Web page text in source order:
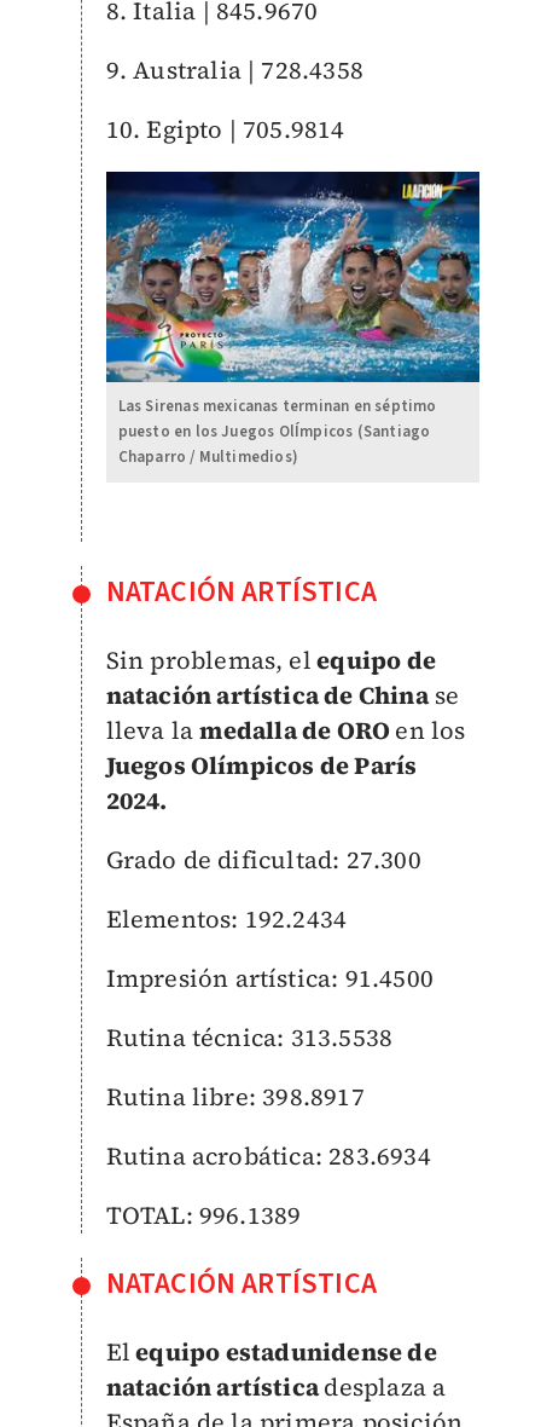
8. Italia | 845.9670
9. Australia | 728.4358
10. Egipto | 705.9814
Las Sirenas mexicanas terminan en séptimo
puesto en los Juegos OlÍmpicos (Santiago
Chaparro / Multimedios)
NATACIÓN ARTÍSTICA
Sin problemas, elequipo de
natación artística de Chinase
lleva lamedalla de OROen los
Juegos Olímpicos de París
2024.
Grado de dificultad: 27.300
Elementos: 192.2434
Impresión artística: 91.4500
Rutina técnica: 313.5538
Rutina libre: 398.8917
Rutina acrobática: 283.6934
TOTAL: 996.1389
NATACIÓN ARTÍSTICA
Elequipo estadunidense de
natación artísticadesplaza a